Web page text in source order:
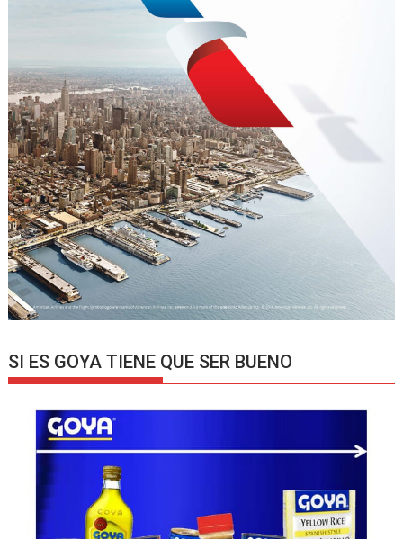
SI ES GOYA TIENE QUE SER BUENO